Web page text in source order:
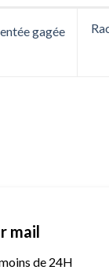
gagée
mail
de 24H